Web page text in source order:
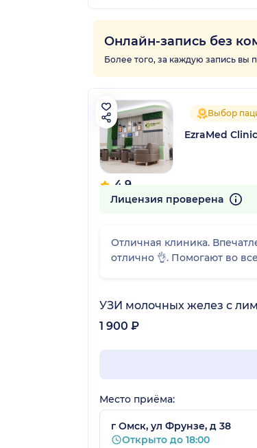
Онлайн-запись без
Более того, за каждую запись вы
4.9
516 отзывов
Выбор
EzraMed
Лицензия проверена
Отличная клиника.
отлично 👌. Помогают во
УЗИ молочных желез с
1 900 ₽
Место приёма:
г Омск, ул Фрунзе, д 38
Открыто до 18:00